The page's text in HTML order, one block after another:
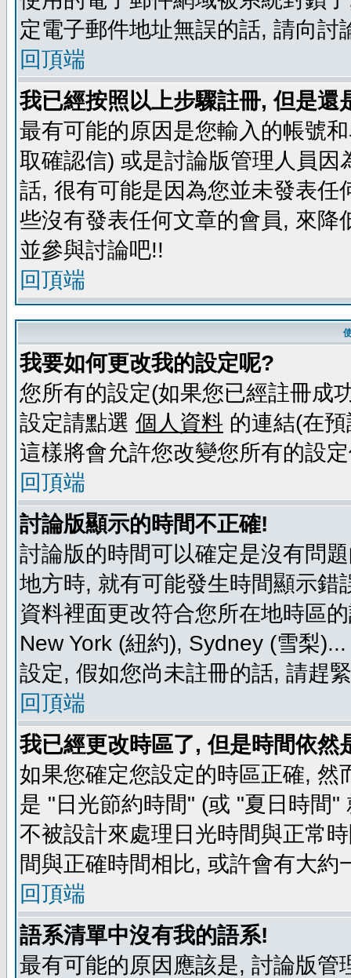
定電子郵件地址無誤的話, 請向
回頂端
我已經按照以上步驟註冊, 但是還
最有可能的原因是您輸入的帳號
取確認信) 或是討論版管理人員
話, 很有可能是因為您並未發表
些沒有發表任何文章的會員, 來
並參與討論吧!!
回頂端
我要如何更改我的設定呢?
您所有的設定(如果您已經註冊成
設定請點選 個人資料 的連結(在
這樣將會允許您改變您所有的設
回頂端
討論版顯示的時間不正確!
討論版的時間可以確定是沒有問
地方時, 就有可能發生時間顯示
資料裡面更改符合您所在地時區
New York (紐約), Sydney (雪梨
設定, 假如您尚未註冊的話, 請趕
回頂端
我已經更改時區了, 但是時間依然
如果您確定您設定的時區正確,
是 "日光節約時間" (或 "夏日時間
不被設計來處理日光時間與正常
間與正確時間相比, 或許會有大約
回頂端
語系清單中沒有我的語系!
最有可能的原因應該是, 討論版